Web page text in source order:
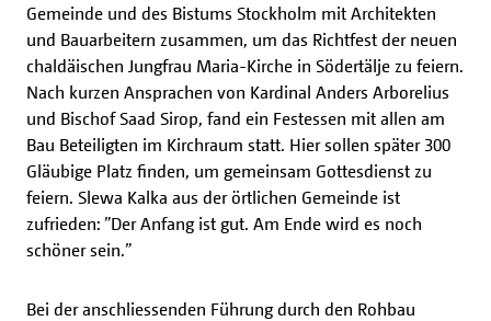
Gemeinde und des Bistums Stockholm mit Architekten
und Bauarbeitern zusammen, um das Richtfest der neuen
chaldäischen Jungfrau Maria-Kirche in Södertälje zu feiern.
Nach kurzen Ansprachen von Kardinal Anders Arborelius
und Bischof Saad Sirop, fand ein Festessen mit allen am
Bau Beteiligten im Kirchraum statt. Hier sollen später 300
Gläubige Platz finden, um gemeinsam Gottesdienst zu
feiern. Slewa Kalka aus der örtlichen Gemeinde ist
zufrieden: ”Der Anfang ist gut. Am Ende wird es noch
schöner sein.”
Bei der anschliessenden Führung durch den Rohbau